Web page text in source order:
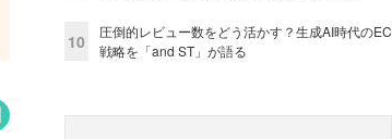
10
圧倒的レビュー数をどう活かす？生成AI時代のEC
戦略を「and ST」が語る